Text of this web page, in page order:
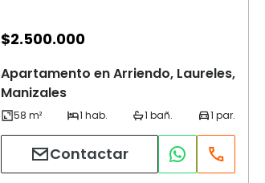
$2.500.000
Apartamento en Arriendo, Laureles,
Manizales
Contactar